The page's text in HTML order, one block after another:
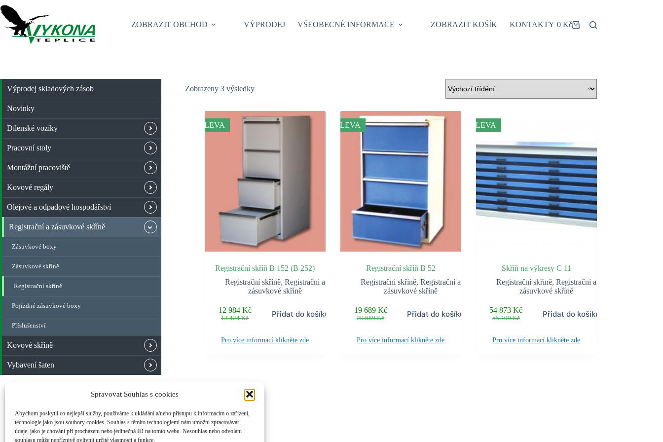
Spravovat Souhlas s cookies
Abychom poskytli co nejlepší služby, používáme k ukládání a/nebo přístupu k informacím o zařízení,
technologie jako jsou soubory cookies. Souhlas s těmito technologiemi nám umožní zpracovávat
údaje, jako je chování při procházení nebo jedinečná ID na tomto webu. Nesouhlas nebo odvolání
souhlasu může nepříznivě ovlivnit určité vlastnosti a funkce.
Skip
to
content
ZOBRAZIT OBCHOD VÝPRODEJ VŠEOBECNÉ INFORMACE ZOBRAZIT KOŠÍK KONTAKTYShopping
0 Kč
Zobrazeny 3 výsledky
SLEVA
Registrační skříň B 152 (B 252)
Registrační skříně, Registrační a
zásuvkové skříně
13 424Kč
Původní
13 424 Kč.
12 984 Kč
Aktuální
12 984 Kč.
Přidat do košíku
Pro více informací klikněte zde
SLEVA
Registrační skříň B 52
Registrační skříně, Registrační a
zásuvkové skříně
20 689Kč
Původní
20 689 Kč.
19 689 Kč
Aktuální
19 689 Kč.
Přidat do košíku
Pro více informací klikněte zde
SLEVA
Skříň na výkresy C 11
Registrační skříně, Registrační a
zásuvkové skříně
55 499Kč
Původní
55 499 Kč.
54 873Kč
Aktuální
54 873 Kč.
Přidat do košíku
Pro více informací klikněte zde
Výprodej skladových zásob
Novinky
Dílenské vozíky
Pracovní stoly
Montážní pracoviště
Kovové regály
Olejové a odpadové hospodářství
Registrační a zásuvkové skříně
Zásuvkové boxy
Zásuvkové skříně
Registrační skříně
Pojízdné zásuvkové boxy
Příslušenství
Kovové skříně
Vybavení šaten